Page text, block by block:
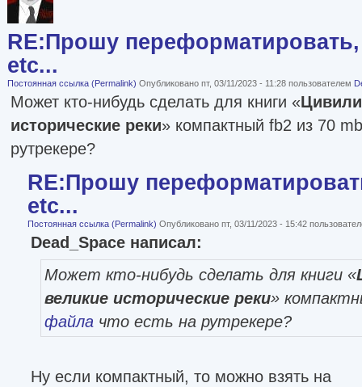
RE:Прошу переформатировать,
etc...
Постоянная ссылка (Permalink) Опубликовано пт, 03/11/2023 - 11:28 пользователем
Может кто-нибудь сделать для книги «
исторические реки» компактный fb2 из 70
рутрекере?
RE:Прошу
etc...
Постоянная ссылка (Permalink) Опубликовано пт, 03/11/2023 - 15:42
Dead_Space написал:
Может кто-нибудь сделать для книги «
великие исторические реки»
файлачто есть на рутрекере?
Ну если компактный, то можно взять на